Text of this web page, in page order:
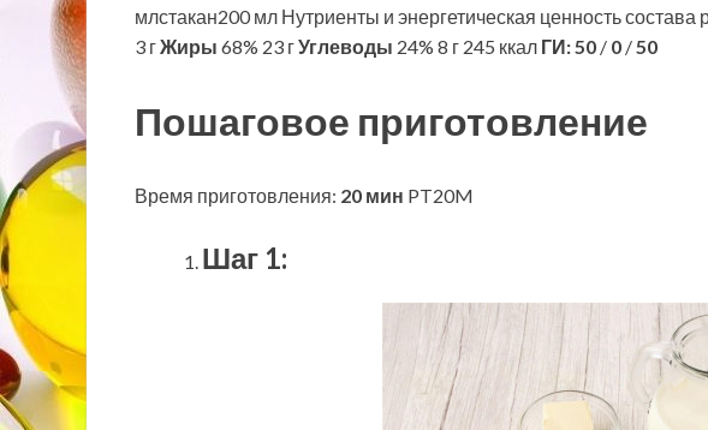
млстакан200 мл Нутриенты и энергетическая ценность состава
3 гЖиры 68% 23 гУглеводы 24% 8 г 245 ккал ГИ:50 / 0 /50
Пошаговое приготовление
Время приготовления: 20 мин PT20M
Шаг 1: